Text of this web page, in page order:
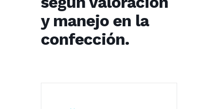
y manejo en la
confección.